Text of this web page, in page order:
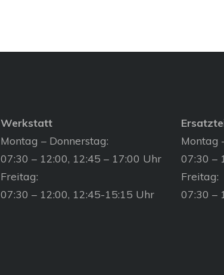
Werkstatt
Montag – Donnerstag:
07:30 – 12:00, 12:45 – 17:00 Uhr
Freitag:
07:30 – 12:00, 12:45-15:15 Uhr
Montag
07:30 –
Freitag:
07:30 –